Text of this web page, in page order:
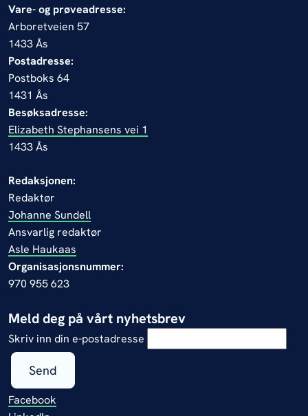
Vare- og prøveadresse:
Arboretveien 57
1433 Ås
Postadresse:
Postboks 64
1431 Ås
Besøksadresse:
Elizabeth Stephansens vei 1
1433 Ås
Redaksjonen:
Redaktør
Johanne Sundell
Ansvarlig redaktør
Asle Haukaas
Organisasjonsnummer:
970 955 623
Meld deg på vårt nyhetsbrev
Skriv inn din e-postadresse
Send
Facebook